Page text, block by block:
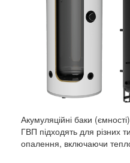
Акумуляційні баки
ГВП підходять для різних
опалення, включаючи